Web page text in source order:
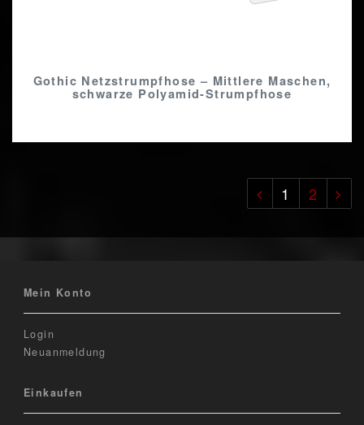
Gothic Netzstrumpfhose – Mittlere Maschen,
schwarze Polyamid-Strumpfhose
1 2
Mein Konto
Login
Neuanmeldung
Einkaufen